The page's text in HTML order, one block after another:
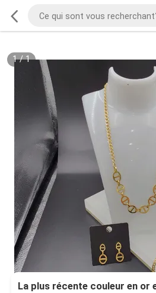
1/1
La plus récente couleur en or